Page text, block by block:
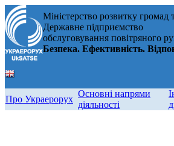
Міністерство розвитку громад
Державне підприємство
обслуговування повітряного
Безпека. Ефективність.
Про Украерорух
Основні напрями
діяльності